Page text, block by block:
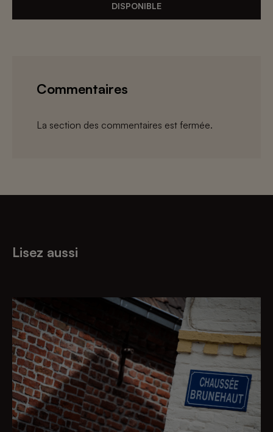
DISPONIBLE
Commentaires
La section des commentaires est fermée.
Lisez aussi